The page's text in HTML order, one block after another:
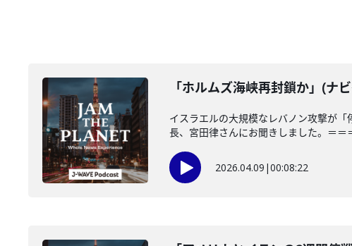
「ホルムズ海峡再封鎖か」(ナ
イスラエルの大規模なレバノン攻撃が
長、宮田律さんにお聞きしました。＝＝
2026.04.09 |00:08:22